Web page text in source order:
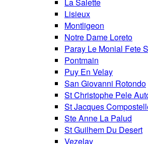
La Salette
Lisieux
Montligeon
Notre Dame Loreto
Paray Le Monial Fete
Pontmain
Puy En Velay
San Giovanni Rotondo
St Christophe Pele
St Jacques
Ste Anne La Palud
St Guilhem Du Desert
Vezelay